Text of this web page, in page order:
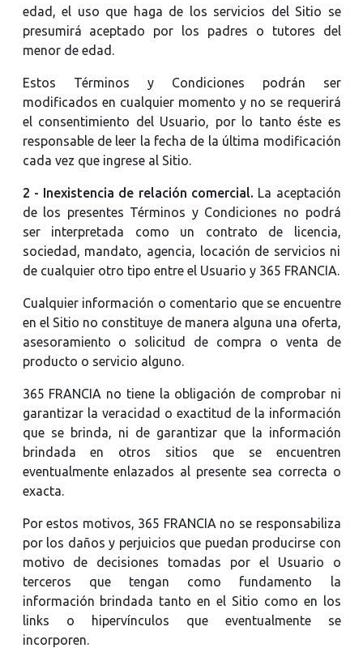
edad, el uso que haga de los servicios del Sitio se
presumirá aceptado por los padres o tutores del
menor de edad.
Estos Términos y Condiciones podrán ser
modificados en cualquier momento y no se requerirá
el consentimiento del Usuario, por lo tanto éste es
responsable de leer la fecha de la última modificación
cada vez que ingrese al Sitio.
2 - Inexistencia de relación comercial. La aceptación
de los presentes Términos y Condiciones no podrá
ser interpretada como un contrato de licencia,
sociedad, mandato, agencia, locación de servicios ni
de cualquier otro tipo entre el Usuario y 365 FRANCIA.
Cualquier información o comentario que se encuentre
en el Sitio no constituye de manera alguna una oferta,
asesoramiento o solicitud de compra o venta de
producto o servicio alguno.
365 FRANCIA no tiene la obligación de comprobar ni
garantizar la veracidad o exactitud de la información
que se brinda, ni de garantizar que la información
brindada en otros sitios que se encuentren
eventualmente enlazados al presente sea correcta o
exacta.
Por estos motivos, 365 FRANCIA no se responsabiliza
por los daños y perjuicios que puedan producirse con
motivo de decisiones tomadas por el Usuario o
terceros que tengan como fundamento la
información brindada tanto en el Sitio como en los
links o hipervínculos que eventualmente se
incorporen.